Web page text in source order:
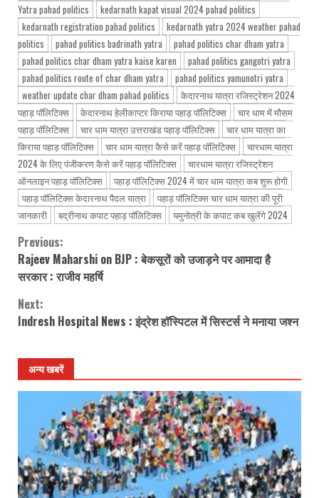
Yatra pahad politics
kedarnath kapat visual 2024 pahad politics
kedarnath registration pahad politics
kedarnath yatra 2024 weather pahad
politics
pahad politics badrinath yatra
pahad politics char dham yatra
pahad politics char dham yatra kaise karen
pahad politics gangotri yatra
pahad politics route of char dham yatra
pahad politics yamunotri yatra
weather update char dham pahad politics
केदारनाथ यात्रा रजिस्ट्रेशन 2024
पहाड़ पॉलिटिक्स
केदारनाथ हेलीकाप्टर किराया पहाड़ पॉलिटिक्स
चार धाम में मौसम
पहाड़ पॉलिटिक्स
चार धाम यात्रा उत्तराखंड पहाड़ पॉलिटिक्स
चार धाम यात्रा का
किराया पहाड़ पॉलिटिक्स
चार धाम यात्रा कैसे करें पहाड़ पॉलिटिक्स
चारधाम यात्रा
2024 के लिए पंजीकरण कैसे करें पहाड़ पॉलिटिक्स
चारधाम यात्रा रजिस्ट्रेशन
ऑनलाइन पहाड़ पॉलिटिक्स
पहाड़ पॉलिटिक्स 2024 में चार धाम यात्रा कब शुरू होगी
पहाड़ पॉलिटिक्स केदारनाथ पैदल यात्रा
पहाड़ पॉलिटिक्स चार धाम यात्रा की पूरी
जानकारी
बद्रीनाथ कपाट पहाड़ पॉलिटिक्स यमुनोत्री के कपाट कब खुलेंगे 2024
Continue
Reading
Previous:
Rajeev Maharshi on BJP : बेकसूरों को उजाड़ने पर आमादा है
सरकार : राजीव महर्षि
Next:
Indresh Hospital News : इंद्रेश हॉस्पिटल में सिस्टर्स ने मनाया जश्न
अन्य खबरें